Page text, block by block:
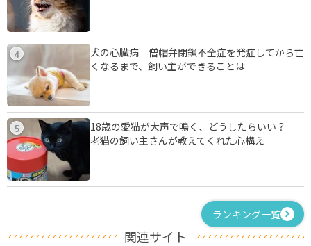
4
犬の心臓病 僧帽弁閉鎖不全症を発症してから亡
くなるまで、飼い主ができることは
5
18歳の愛猫が大声で鳴く、どうしたらいい？
老猫の飼い主さんが教えてくれた心構え
ランキング一覧
関連サイト